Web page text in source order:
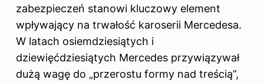
zabezpieczeń stanowi kluczowy element
wpływający na trwałość karoserii Mercedesa.
W latach osiemdziesiątych i
dziewięćdziesiątych Mercedes przywiązywał
dużą wagę do „przerostu formy nad treścią”,